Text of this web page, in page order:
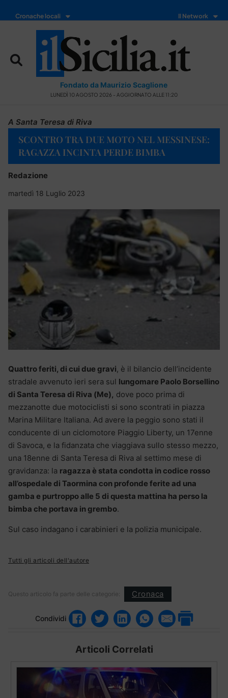
Cronache locali Il Network
Fondato da Maurizio Scaglione
LUNEDÌ 10 AGOSTO 2026 - AGGIORNATO ALLE 11:20
A Santa Teresa di Riva
SCONTRO TRA DUE MOTO NEL MESSINESE:
RAGAZZA INCINTA PERDE BIMBA
Redazione
martedì 18 Luglio 2023
Quattro feriti, di cui due gravi, è il bilancio dell’incidente
stradale avvenuto ieri sera sul lungomare Paolo Borsellino
di Santa Teresa di Riva (Me), dove poco prima di
mezzanotte due motociclisti si sono scontrati in piazza
Marina Militare Italiana. Ad avere la peggio sono stati il
conducente di un ciclomotore Piaggio Liberty, un 17enne
di Savoca, e la fidanzata che viaggiava sullo stesso mezzo,
una 18enne di Santa Teresa di Riva al settimo mese di
gravidanza: la ragazza è stata condotta in codice rosso
all’ospedale di Taormina con profonde ferite ad una
gamba e purtroppo alle 5 di questa mattina ha perso la
bimba che portava in grembo.
Sul caso indagano i carabinieri e la polizia municipale.
Tutti gli articoli dell'autore
Questo articolo fa parte delle categorie: Cronaca
Condividi
Articoli Correlati